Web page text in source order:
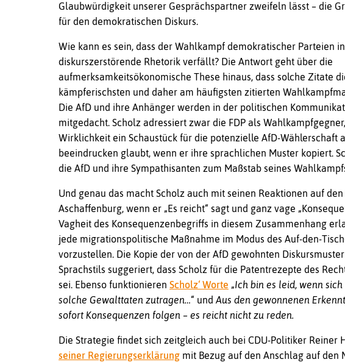
Glaubwürdigkeit unserer Gesprächspartner zweifeln lässt – die
für den demokratischen Diskurs.
Wie kann es sein, dass der Wahlkampf demokratischer Parteien
diskurszerstörende Rhetorik verfällt? Die Antwort geht über die
aufmerksamkeitsökonomische These hinaus, dass solche Zitate
kämpferischsten und daher am häufigsten zitierten
Die AfD und ihre Anhänger werden in der politischen
mitgedacht. Scholz adressiert zwar die FDP als
Wirklichkeit ein Schaustück für die potenzielle AfD-Wählerschaft
beeindrucken glaubt, wenn er ihre sprachlichen Muster kopiert.
die AfD und ihre Sympathisanten zum Maßstab seines
Und genau das macht Scholz auch mit seinen Reaktionen auf
Aschaffenburg, wenn er „Es reicht“ sagt und ganz vage
Vagheit des Konsequenzenbegriffs in diesem Zusammenhang
jede migrationspolitische Maßnahme im Modus des Auf-den-
vorzustellen. Die Kopie der von der AfD gewohnten
Sprachstils suggeriert, dass Scholz für die Patentrezepte des
sei. Ebenso funktionieren Scholz‘ Worte „Ich bin es leid, wenn
solche Gewalttaten zutragen…“ und Aus den gewonnenen
sofort Konsequenzen folgen – es reicht nicht zu reden.
Die Strategie findet sich zeitgleich auch bei CDU-Politiker Reiner
seiner Regierungserklärung mit Bezug auf den Anschlag auf den